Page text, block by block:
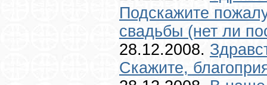
Подскажите
свадьбы (нет ли
28.12.2008.
Скажите,